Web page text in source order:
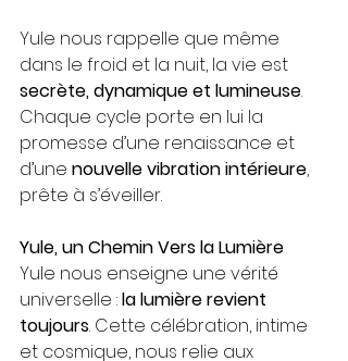
Yule nous rappelle que même
dans le froid et la nuit, la vie est
secrète, dynamique et lumineuse.
Chaque cycle porte en lui la
promesse d’une renaissance et
d’une nouvelle vibration intérieure,
prête à s’éveiller.
Yule, un Chemin Vers la Lumière
Yule nous enseigne une vérité
universelle : la lumière revient
toujours. Cette célébration, intime
et cosmique, nous relie aux